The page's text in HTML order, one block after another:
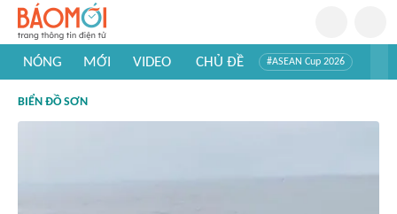
NÓNG MỚI VIDEO CHỦ ĐỀ #ASEAN Cup 2026
#Khám phá Việt Nam
BIỂN ĐỒ SƠN